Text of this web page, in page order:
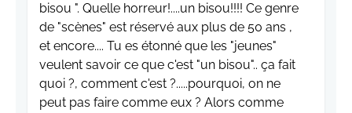
bisou ". Quelle horreur!....un bisou!!!! Ce genre
de "scènes" est réservé aux plus de 50 ans ,
et encore.... Tu es étonné que les "jeunes"
veulent savoir ce que c'est "un bisou".. ça fait
quoi ?, comment c'est ?.....pourquoi, on ne
peut pas faire comme eux ? Alors comme